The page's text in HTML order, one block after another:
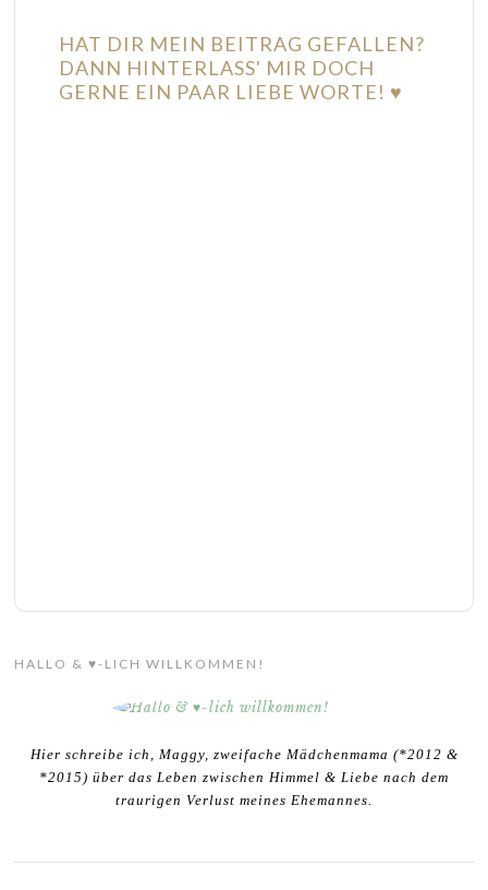
HAT DIR MEIN BEITRAG GEFALLEN?
DANN HINTERLASS' MIR DOCH
GERNE EIN PAAR LIEBE WORTE! ♥
HALLO & ♥-LICH WILLKOMMEN!
Hier schreibe ich, Maggy, zweifache Mädchenmama (*2012 &
*2015) über das Leben zwischen Himmel & Liebe nach dem
traurigen Verlust meines Ehemannes.